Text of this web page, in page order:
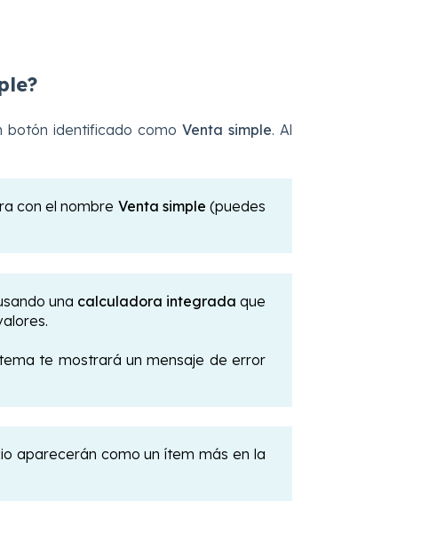
botón identificado comoVenta simple. Al
con el nombre Venta simple (puedes
una calculadora integrada que
te mostrará un mensaje de error
aparecerán como un ítem más en la